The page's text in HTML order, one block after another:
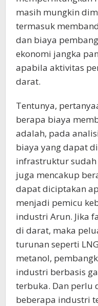
masih mungkin
termasuk
dan biaya
ekonomi jangka
apabila aktivitas
darat.
Tentunya,
berapa biaya
adalah, pada
biaya yang dapat
infrastruktur sudah
juga mencakup
dapat diciptakan
menjadi pemicu
industri Arun. Jika
di darat, maka
turunan seperti
metanol,
industri berbasis
terbuka. Dan perlu
beberapa industri